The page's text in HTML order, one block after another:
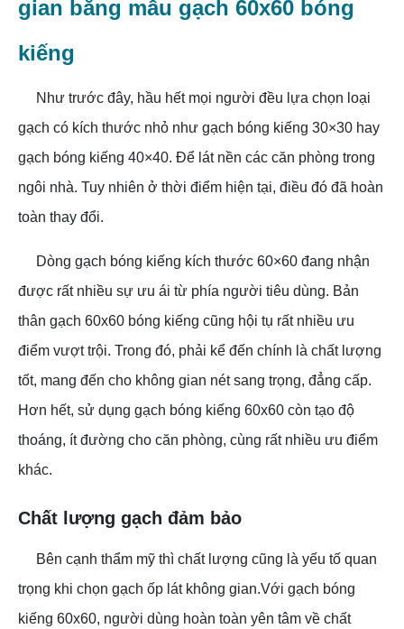
gian bằng mẫu gạch 60x60 bóng
kiếng
Như trước đây, hầu hết mọi người đều lựa chọn loại
gạch có kích thước nhỏ như gạch bóng kiếng 30×30 hay
gạch bóng kiếng 40×40. Để lát nền các căn phòng trong
ngôi nhà. Tuy nhiên ở thời điểm hiện tại, điều đó đã hoàn
toàn thay đổi.
Dòng gạch bóng kiếng kích thước 60×60 đang nhận
được rất nhiều sự ưu ái từ phía người tiêu dùng. Bản
thân gạch 60x60 bóng kiếng cũng hội tụ rất nhiều ưu
điểm vượt trội. Trong đó, phải kể đến chính là chất lượng
tốt, mang đến cho không gian nét sang trọng, đẳng cấp.
Hơn hết, sử dụng gạch bóng kiếng 60x60 còn tạo độ
thoáng, ít đường cho căn phòng, cùng rất nhiều ưu điểm
khác.
Chất lượng gạch đảm bảo
Bên cạnh thẩm mỹ thì chất lượng cũng là yếu tố quan
trọng khi chọn gạch ốp lát không gian.Với gạch bóng
kiếng 60x60, người dùng hoàn toàn yên tâm về chất